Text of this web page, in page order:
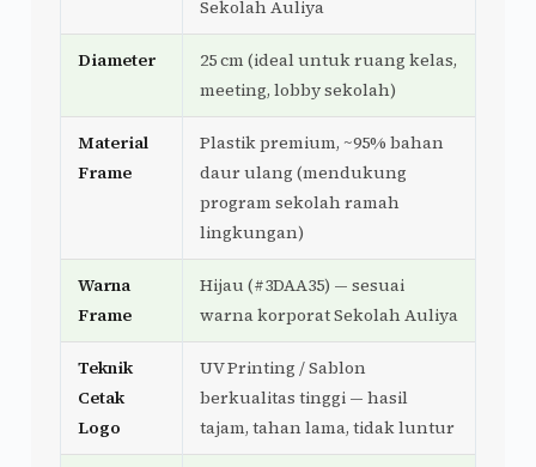
Sekolah Auliya
Diameter
25 cm (ideal untuk ruang kelas,
meeting, lobby sekolah)
Material
Frame
Plastik premium, ~95% bahan
daur ulang (mendukung
program sekolah ramah
lingkungan)
Warna
Frame
Hijau (#3DAA35) — sesuai
warna korporat Sekolah Auliya
Teknik
Cetak
Logo
UV Printing / Sablon
berkualitas tinggi — hasil
tajam, tahan lama, tidak luntur